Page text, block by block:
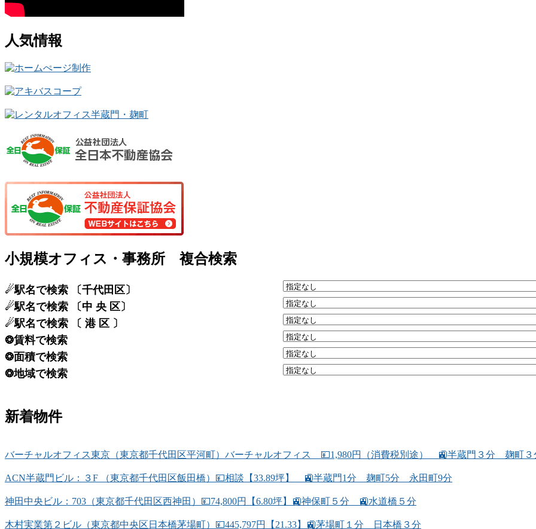
人気情報
小規模オフィス・事務所 複合検索
☄駅名で検索 〔千代田区〕
☄駅名で検索 〔中 央 区〕
☄駅名で検索 〔 港 区 〕
❂賃料で検索
❂面積で検索
❂地域で検索
新着物件
バーチャルオフィス東京（東京都千代田区平河町）バーチャルオフィス 💴1,980円（消費税別途） 🚉半蔵門３分 麹町
ACN半蔵門ビル：３F （東京都千代田区飯田橋）💴相談【33.89坪】 🚉半蔵門1分 麹町5分 永田町9分
神田中央ビル：703（東京都千代田区西神田）💴74,800円【6.80坪】🚉神保町５分 🚉水道橋５分
木村実業第２ビル（東京都中央区日本橋茅場町）💴445,797円【21.33】🚉茅場町１分 日本橋３分